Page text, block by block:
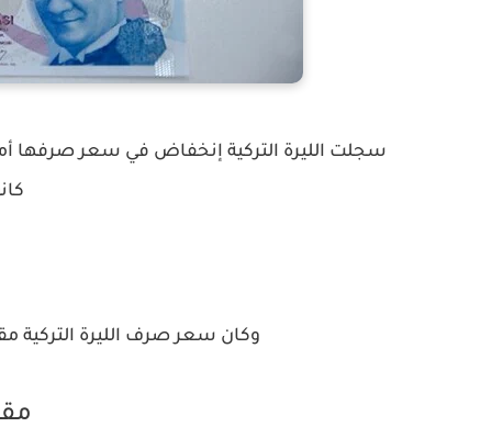
وكان سعر صرف الليرة التركية